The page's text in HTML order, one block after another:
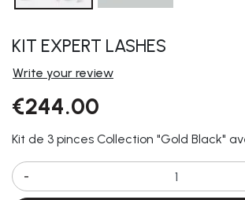
KIT EXPERT LASHES
Write your review
€244.00
Kit de 3 pinces Collection "Gold Black"
-